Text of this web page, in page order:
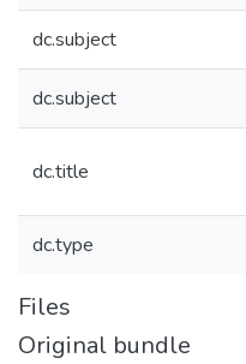
dc.subject
dc.subject
dc.title
dc.type
Files
Original bundle